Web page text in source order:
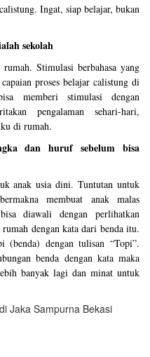
Ingat, siap belajar, bukan
sekolah
Stimulasi berbahasa yang
proses belajar calistung di
memberi stimulasi dengan
pengalaman sehari-hari,
di rumah.
dan huruf sebelum bisa
anak usia dini. Tuntutan untuk
membuat anak malas
diawali dengan perlihatkan
dengan kata dari benda itu.
(benda) dengan tulisan “Topi”.
benda dengan kata maka
banyak lagi dan minat untuk